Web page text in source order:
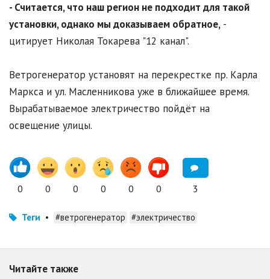
- Считается, что наш регион не подходит для такой
установки, однако мы доказываем обратное, -
цитирует Николая Токарева "12 канал".
Ветрогенератор установят на перекрестке пр. Карла
Маркса и ул. Масленникова уже в ближайшее время.
Вырабатываемое электричество пойдёт на
освещение улицы.
0 0 0 0 0 0 3
Теги • #ветрогенератор #электричество
Читайте также